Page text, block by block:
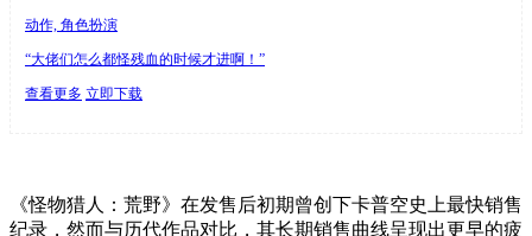
动作, 角色扮演
“大佬们怎么都怪残血的时候才进啊！”
查看更多 立即下载
《怪物猎人：荒野》在发售后初期曾创下卡普空史上最快销售
纪录，然而与历代作品对比，其长期销售曲线呈现出更早的疲